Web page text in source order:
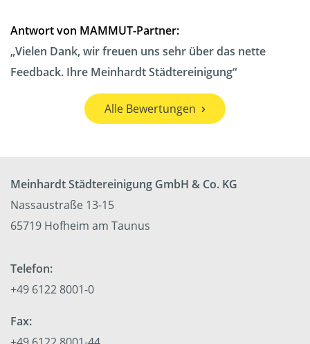
Antwort von MAMMUT-Partner:
Vielen Dank, wir freuen uns sehr über das nette
Feedback. Ihre Meinhardt Städtereinigung
Alle Bewertungen
Meinhardt Städtereinigung GmbH & Co. KG
Nassaustraße 13-15
65719 Hofheim am Taunus
Telefon:
+49 6122 8001-0
Fax: